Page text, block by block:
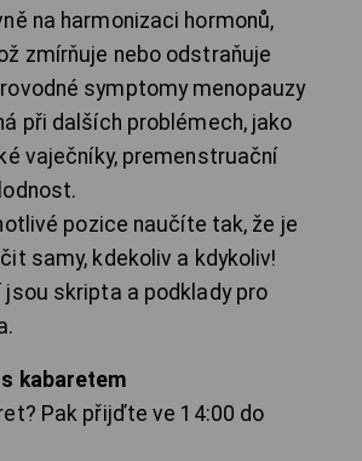
na harmonizaci hormonů,
zmírňuje nebo odstraňuje
symptomy menopauzy
při dalších problémech, jako
vaječníky, premenstruační
pozice naučíte tak, že je
samy, kdekoliv a kdykoliv!
skripta a podklady pro
kabaretem
Pak přijďte ve 14:00 do